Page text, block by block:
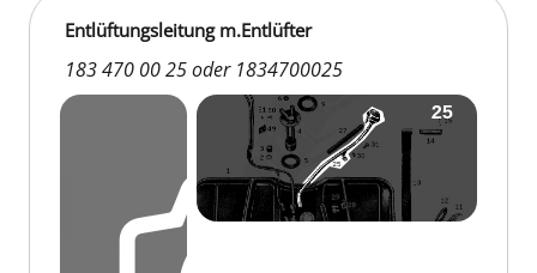
Entlüftungsleitung m.Entlüfter
183 470 00 25 oder 1834700025